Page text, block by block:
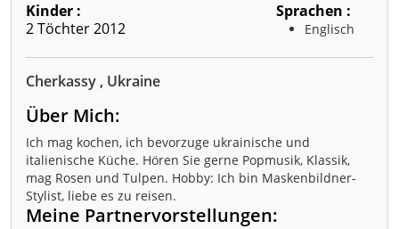
Kinder :
2 Töchter 2012
Sprachen :
Englisch
Cherkassy , Ukraine
Über Mich:
Ich mag kochen, ich bevorzuge ukrainische und
italienische Küche. Hören Sie gerne Popmusik, Klassik,
mag Rosen und Tulpen. Hobby: Ich bin Maskenbildner-
Stylist, liebe es zu reisen.
Meine Partnervorstellungen: